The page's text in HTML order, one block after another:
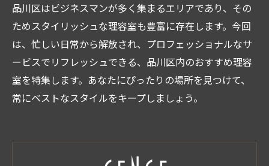
品川区はビジネスマンが多く集まるエリアであり、その
ためスタイリッシュな理容室も豊富に存在します。今回
は、忙しい日常から解放され、プロフェッショナルなサ
ービスでリフレッシュできる、品川区内のおすすめ理容
室を特集します。あなたにぴったりの場所を見つけて、
常にベストなスタイルをキープしましょう。